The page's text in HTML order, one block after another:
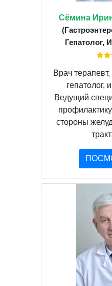
Сёмина
Гепатолог,
Врач терапевт,
гепатолог,
Ведущий
стороны